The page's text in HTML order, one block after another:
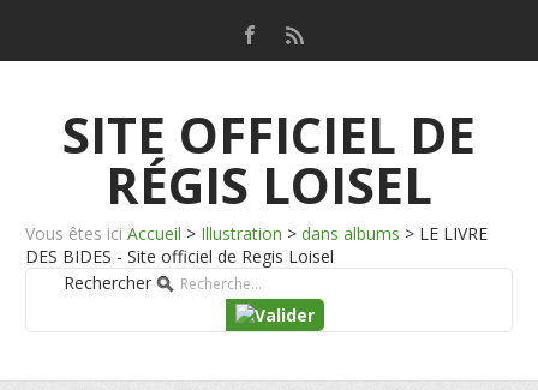
SITE OFFICIEL DE
RÉGIS LOISEL
Vous êtes ici Accueil > Illustration > dans albums > LE LIVRE
DES BIDES - Site officiel de Regis Loisel
Rechercher